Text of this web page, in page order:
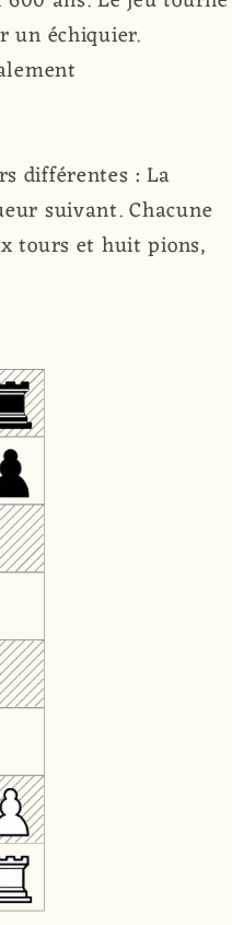
un échiquier.
différentes : La
suivant. Chacune
tours et huit pions,